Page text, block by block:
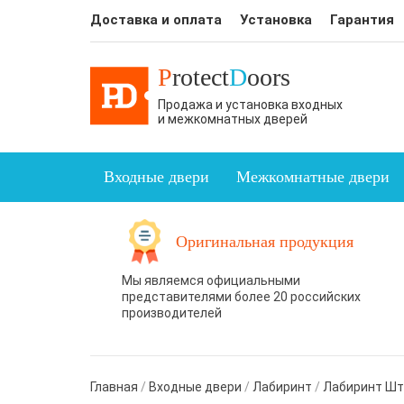
Доставка и оплата Установка Гарантия
ProtectDoors
Продажа и установка входных
и межкомнатных дверей
Входные двери Межкомнатные двери
Оригинальная продукция
Мы являемся официальными
представителями более 20 российских
производителей
Главная / Входные двери / Лабиринт / Лабиринт